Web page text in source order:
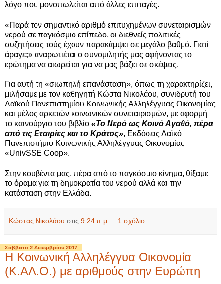
λόγο που μονοπωλείται από άλλες επιταγές.
«Παρά τον σημαντικό αριθμό επιτυχημένων συνεταιρισμών
νερού σε παγκόσμιο επίπεδο, οι διεθνείς πολιτικές
συζητήσεις τούς έχουν παρακάμψει σε μεγάλο βαθμό. Γιατί
άραγε;» αναρωτιέται ο συνομιλητής μας αφήνοντας το
ερώτημα να αιωρείται για να μας βάζει σε σκέψεις.
Για αυτή τη «σιωπηλή επανάσταση», όπως τη χαρακτηρίζει,
μιλήσαμε με τον καθηγητή Κώστα Νικολάου, συνιδρυτή του
Λαϊκού Πανεπιστημίου Κοινωνικής Αλληλέγγυας Οικονομίας
και μέλος αρκετών κοινωνικών συνεταιρισμών, με αφορμή
το καινούργιο του βιβλίο «Το Νερό ως Κοινό Αγαθό, πέρα
από τις Εταιρίες και το Κράτος», Εκδόσεις Λαϊκό
Πανεπιστήμιο Κοινωνικής Αλληλέγγυας Οικονομίας
«UnivSSE Coop».
Στην κουβέντα μας, πέρα από το παγκόσμιο κίνημα, θίξαμε
το όραμα για τη δημοκρατία του νερού αλλά και την
κατάσταση στην Ελλάδα.
Κώστας Νικολάου στις 9:24 π.μ. 1 σχόλιο:
Σάββατο 2 Δεκεμβρίου 2017
Η Κοινωνική Αλληλέγγυα Οικονομία
(Κ.ΑΛ.Ο.) με αριθμούς στην Ευρώπη